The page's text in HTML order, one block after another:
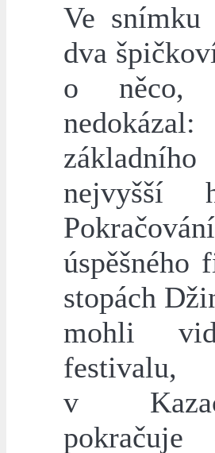
Ve snímku
dva
o něco,
nejvyšší
stopách
mohli
festivalu,
v
pokračuje